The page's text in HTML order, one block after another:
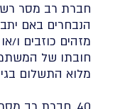
חברת רב מסר
הנבחרים באם
מזהים כוזבים ו/
חובתו של
מלוא התשלום